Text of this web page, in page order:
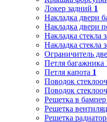
Локер задний 1
Накладка двери
Накладка двери
Накладка стекла
Накладка стекла
Ограничитель
Петля багажника
Петля капота 1
Поводок
Поводок
Решетка в бампер
Решетка
Решетка